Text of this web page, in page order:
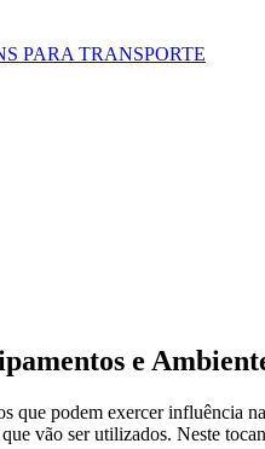
PARA TRANSPORTE
e
que podem exercer influência
vão ser utilizados. Neste